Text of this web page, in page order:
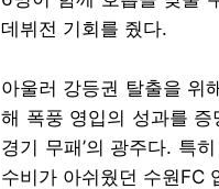
데뷔전 기회를 줬다.
아울러 강등권 탈출을 위
해 폭풍 영입의 성과를
경기 무패’의 광주다. 특
수비가 아쉬웠던 수원FC